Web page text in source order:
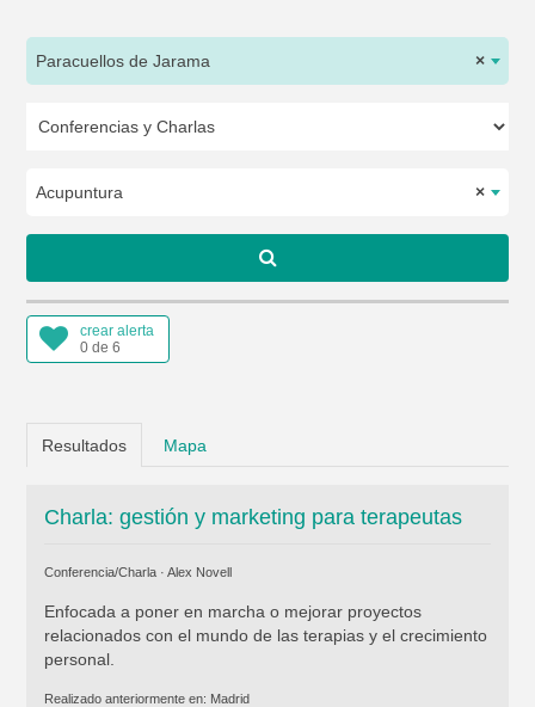
×
Paracuellos de Jarama
×
Acupuntura
crear alerta
0 de 6
Resultados Mapa
Charla: gestión y marketing para terapeutas
Conferencia/Charla · Alex Novell
Enfocada a poner en marcha o mejorar proyectos
relacionados con el mundo de las terapias y el crecimiento
personal.
Realizado anteriormente en: Madrid